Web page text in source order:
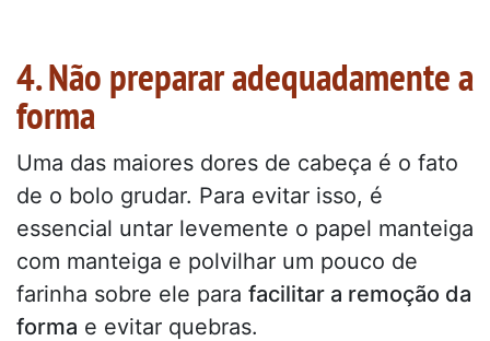
4. Não preparar adequadamente a
forma
Uma das maiores dores de cabeça é o fato
de o bolo grudar. Para evitar isso, é
essencial untar levemente o papel manteiga
com manteiga e polvilhar um pouco de
farinha sobre ele para facilitar a remoção da
forma e evitar quebras.